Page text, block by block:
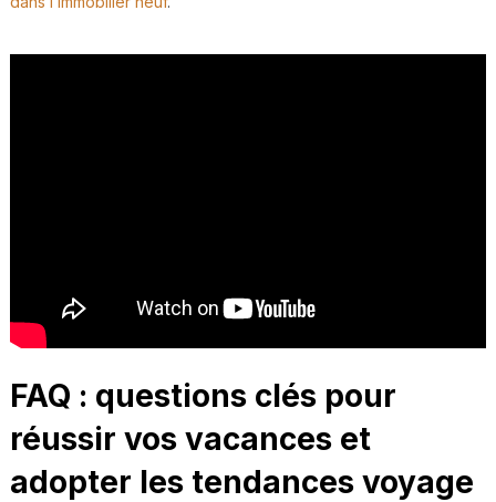
FAQ : questions clés pour
réussir vos vacances et
adopter les tendances voyage